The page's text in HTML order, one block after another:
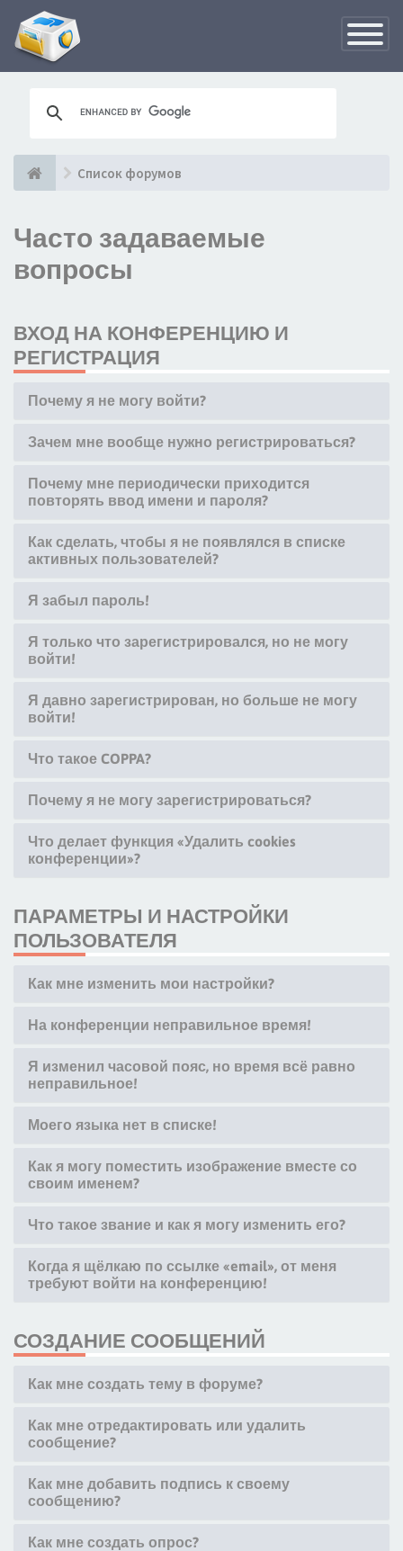
Список форумов
Часто задаваемые
вопросы
ВХОД НА КОНФЕРЕНЦИЮ И
РЕГИСТРАЦИЯ
Почему я не могу войти?
Зачем мне вообще нужно регистрироваться?
Почему мне периодически приходится
повторять ввод имени и пароля?
Как сделать, чтобы я не появлялся в списке
активных пользователей?
Я забыл пароль!
Я только что зарегистрировался, но не могу
войти!
Я давно зарегистрирован, но больше не могу
войти!
Что такое COPPA?
Почему я не могу зарегистрироваться?
Что делает функция «Удалить cookies
конференции»?
ПАРАМЕТРЫ И НАСТРОЙКИ
ПОЛЬЗОВАТЕЛЯ
Как мне изменить мои настройки?
На конференции неправильное время!
Я изменил часовой пояс, но время всё равно
неправильное!
Моего языка нет в списке!
Как я могу поместить изображение вместе со
своим именем?
Что такое звание и как я могу изменить его?
Когда я щёлкаю по ссылке «email», от меня
требуют войти на конференцию!
СОЗДАНИЕ СООБЩЕНИЙ
Как мне создать тему в форуме?
Как мне отредактировать или удалить
сообщение?
Как мне добавить подпись к своему
сообщению?
Как мне создать опрос?